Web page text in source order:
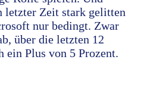
letzter Zeit stark gelitten
nur bedingt. Zwar
über die letzten 12
ein Plus von 5 Prozent.